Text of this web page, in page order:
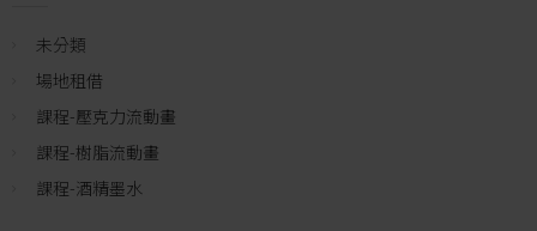
未分類
場地租借
課程-壓克力流動畫
課程-樹脂流動畫
課程-酒精墨水